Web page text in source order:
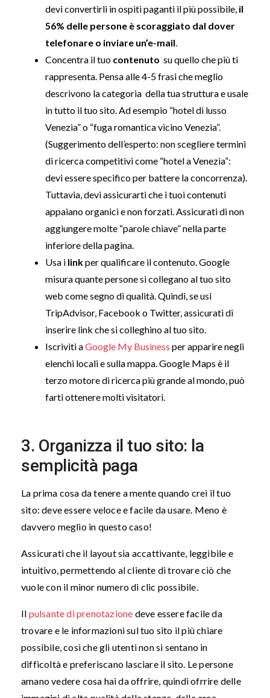
devi convertirli in ospiti paganti il più possibile, il
56% delle persone è scoraggiato dal dover
telefonare o inviare un’e-mail.
Concentra il tuo contenuto su quello che più ti
rappresenta. Pensa alle 4-5 frasi che meglio
descrivono la categoria della tua struttura e usale
in tutto il tuo sito. Ad esempio “hotel di lusso
Venezia” o “fuga romantica vicino Venezia”.
(Suggerimento dell’esperto: non scegliere termini
di ricerca competitivi come “hotel a Venezia”:
devi essere specifico per battere la concorrenza).
Tuttavia, devi assicurarti che i tuoi contenuti
appaiano organici e non forzati. Assicurati di non
aggiungere molte “parole chiave” nella parte
inferiore della pagina.
Usa i linkper qualificare il contenuto. Google
misura quante persone si collegano al tuo sito
web come segno di qualità. Quindi, se usi
TripAdvisor, Facebook o Twitter, assicurati di
inserire link che si colleghino al tuo sito.
Iscriviti aGoogle My Business per apparire negli
elenchi locali e sulla mappa. Google Maps è il
terzo motore di ricerca più grande al mondo, può
farti ottenere molti visitatori.
3. Organizza il tuo sito: la
semplicità paga
La prima cosa da tenere a mente quando crei il tuo
sito: deve essere veloce e facile da usare. Meno è
davvero meglio in questo caso!
Assicurati che il layout sia accattivante, leggibile e
intuitivo, permettendo al cliente di trovare ciò che
vuole con il minor numero di clic possibile.
Il pulsante di prenotazione deve essere facile da
trovare e le informazioni sul tuo sito il più chiare
possibile, così che gli utenti non si sentano in
difficoltà e preferiscano lasciare il sito. Le persone
amano vedere cosa hai da offrire, quindi ofrrire delle